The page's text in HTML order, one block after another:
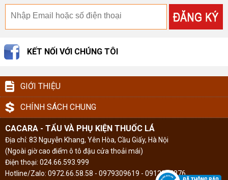
KẾT NỐI VỚI CHÚNG TÔI
GIỚI THIỆU
CHÍNH SÁCH CHUNG
CACARA - TẨU VÀ PHỤ KIỆN THUỐC LÁ
Địa chỉ: 83 Nguyễn Khang, Yên Hòa, Cầu Giấy, Hà Nội
(Ngoài giờ cao điểm ô tô đậu cửa thoải mái)
Điện thoại: 024.66.593.999
Hotline/Zalo: 0972.66.58.58 - 0979309619 - 0912295876